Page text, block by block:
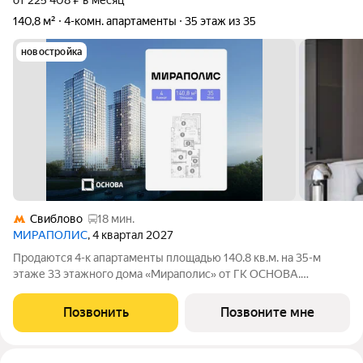
140,8 м²
4-комн. апартаменты 35 этаж из 35
новостройка
Свиблово
18 мин.
МИРАПОЛИС, 4 квартал 2027
Продаются 4-к апартаменты площадью 140.8 кв.м. на 35-м
этаже 33 этажного дома «Мираполис» от ГК ОСНОВА.
всё для работы, отдыха и жизни. Проект состоит из четырех
башен с авторскими стеклянными
Позвонить Позвоните мне